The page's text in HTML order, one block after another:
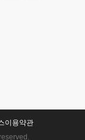
이용약관